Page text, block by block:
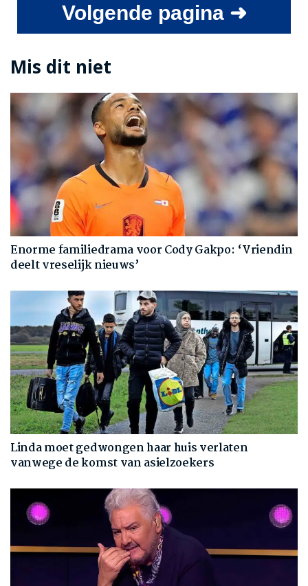
Volgende pagina ➜
Mis dit niet
Enorme familiedrama voor Cody Gakpo: ‘Vriendin
deelt vreselijk nieuws’
Linda moet gedwongen haar huis verlaten
vanwege de komst van asielzoekers